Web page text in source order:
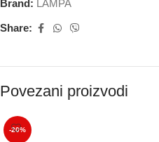
Brand: LAMPA
Share:
Povezani proizvodi
-20%